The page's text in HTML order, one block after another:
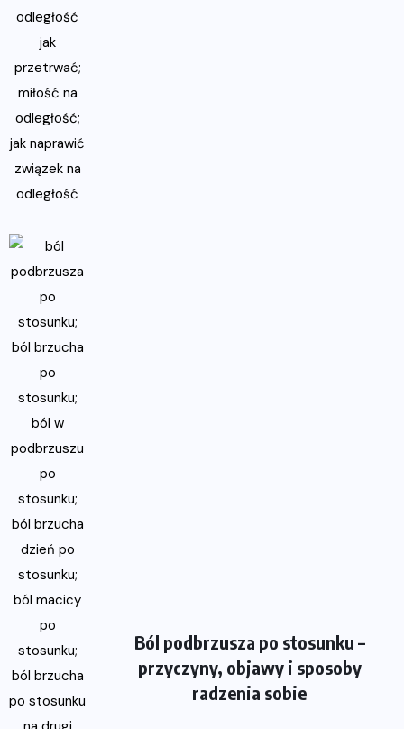
Ból podbrzusza po stosunku –
przyczyny, objawy i sposoby
radzenia sobie